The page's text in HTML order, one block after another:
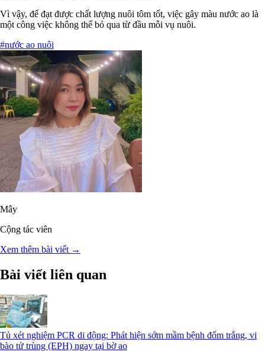
Vì vậy, để đạt được chất lượng nuôi tôm tốt, việc gây màu nước ao là
một công việc không thể bỏ qua từ đầu mỗi vụ nuôi.
#nước ao nuôi
Mây
Cộng tác viên
Xem thêm bài viết →
Bài viết liên quan
Tủ xét nghiệm PCR di động: Phát hiện sớm mầm bệnh đốm trắng, vi
bào tử trùng (EPH) ngay tại bờ ao